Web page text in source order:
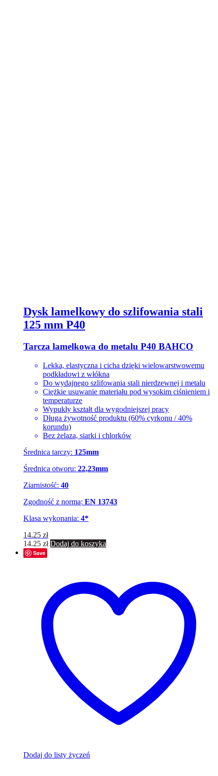
Dysk lamelkowy do szlifowania stali
125 mm P40
Tarcza lamelkowa do metalu P40 BAHCO
Lekka, elastyczna i cicha dzięki wielowarstwowemu
podkładowi z włókna
Do wydajnego szlifowania stali nierdzewnej i metalu
Ciężkie usuwanie materiału pod wysokim ciśnieniem i
temperaturze
Wypukły kształt dla wygodniejszej pracy
Długa żywotność produktu (60% cyrkonu / 40%
korundu)
Bez żelaza, siarki i chlorków
Średnica tarczy: 125mm
Średnica otworu: 22,23mm
Ziarnistość: 40
Zgodność z normą: EN 13743
Klasa wykonania: 4*
14.25 zł
14.25 zł Dodaj do koszyka
Save
Dodaj do listy życzeń